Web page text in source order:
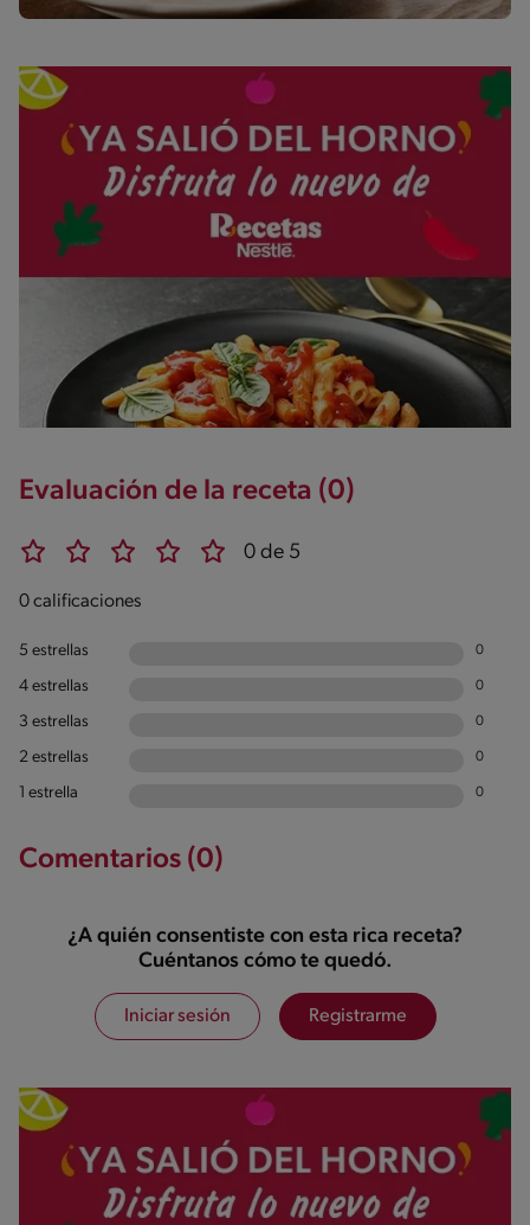
Evaluación de la receta (0)
0 de 5
0 calificaciones
5 estrellas 0
4 estrellas 0
3 estrellas 0
2 estrellas 0
1 estrella 0
Comentarios (0)
¿A quién consentiste con esta rica receta?
Cuéntanos cómo te quedó.
Iniciar sesión Registrarme